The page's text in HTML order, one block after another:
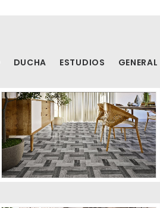
DUCHA ESTUDIOS GENERAL